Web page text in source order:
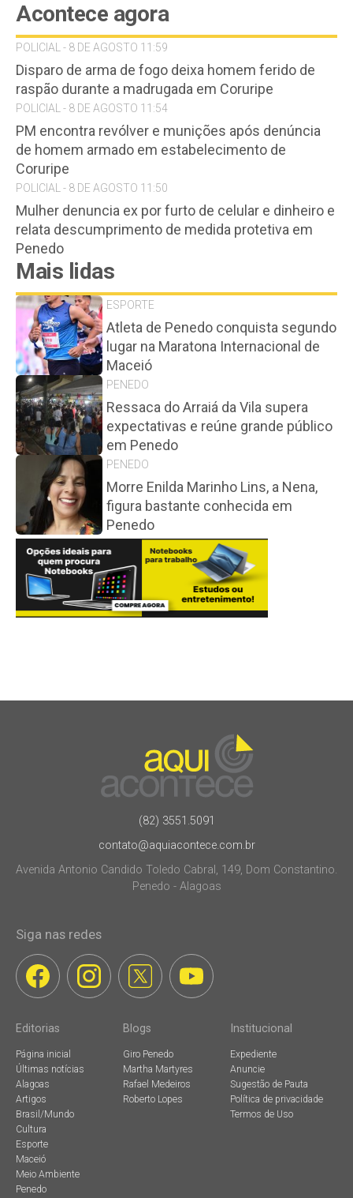
Acontece agora
POLICIAL - 8 DE AGOSTO 11:59
Disparo de arma de fogo deixa homem ferido de
raspão durante a madrugada em Coruripe
POLICIAL - 8 DE AGOSTO 11:54
PM encontra revólver e munições após denúncia
de homem armado em estabelecimento de
Coruripe
POLICIAL - 8 DE AGOSTO 11:50
Mulher denuncia ex por furto de celular e dinheiro e
relata descumprimento de medida protetiva em
Penedo
Mais lidas
ESPORTE
Atleta de Penedo conquista segundo
lugar na Maratona Internacional de
Maceió
PENEDO
Ressaca do Arraiá da Vila supera
expectativas e reúne grande público
em Penedo
PENEDO
Morre Enilda Marinho Lins, a Nena,
figura bastante conhecida em
Penedo
(82) 3551.5091
contato@aquiacontece.com.br
Avenida Antonio Candido Toledo Cabral, 149, Dom Constantino.
Penedo - Alagoas
Siga nas redes
Editorias
Página inicial
Últimas notícias
Alagoas
Artigos
Brasil/Mundo
Cultura
Esporte
Maceió
Meio Ambiente
Penedo
Blogs
Giro Penedo
Martha Martyres
Rafael Medeiros
Roberto Lopes
Institucional
Expediente
Anuncie
Sugestão de Pauta
Política de privacidade
Termos de Uso